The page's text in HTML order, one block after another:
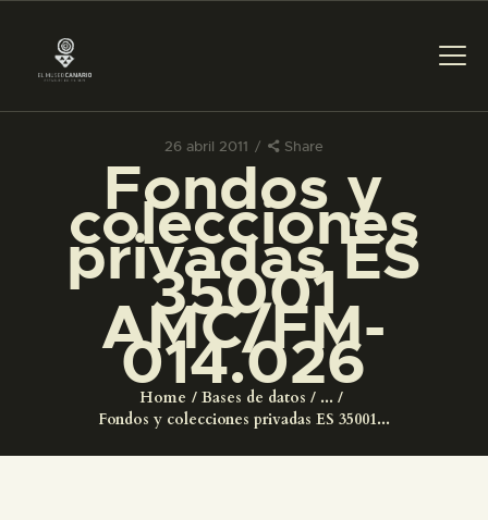
26 abril 2011 Share
Fondos y
colecciones
privadas ES
35001
AMC/FM-
014.026
Home Bases de datos
...
Fondos y colecciones privadas ES 35001...
PREPARAR LA VISITA
ACTIVIDADES
█
EL MUSEO